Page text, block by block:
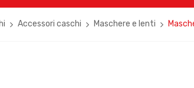
Accessori caschi Maschere e lenti